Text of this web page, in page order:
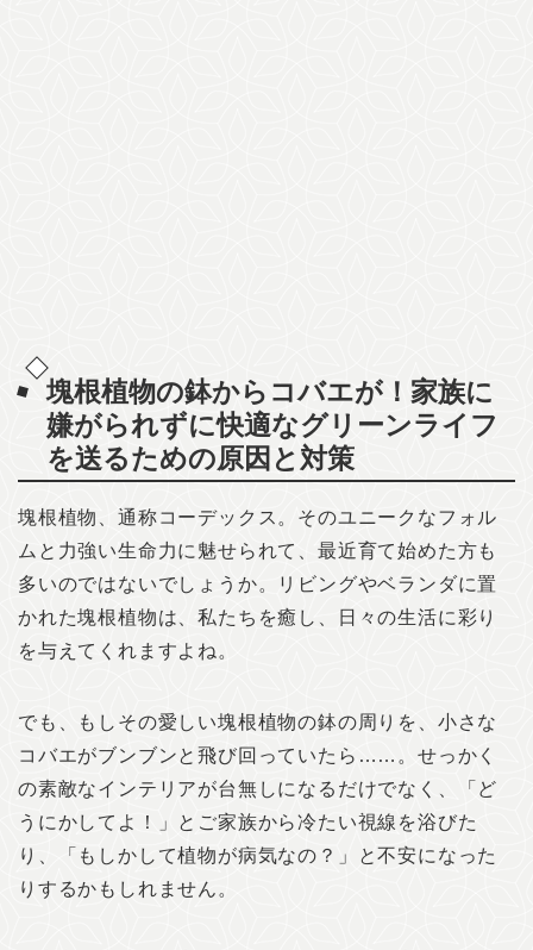
塊根植物の鉢からコバエが！家族に
嫌がられずに快適なグリーンライフ
を送るための原因と対策
塊根植物、通称コーデックス。そのユニークなフォル
ムと力強い生命力に魅せられて、最近育て始めた方も
多いのではないでしょうか。リビングやベランダに置
かれた塊根植物は、私たちを癒し、日々の生活に彩り
を与えてくれますよね。
でも、もしその愛しい塊根植物の鉢の周りを、小さな
コバエがブンブンと飛び回っていたら……。せっかく
の素敵なインテリアが台無しになるだけでなく、「ど
うにかしてよ！」とご家族から冷たい視線を浴びた
り、「もしかして植物が病気なの？」と不安になった
りするかもしれません。